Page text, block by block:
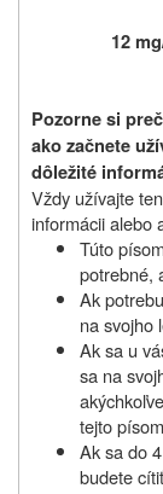
12
Pozorne si
ako začnete
dôležité
Vždy užívajte
informácii alebo
Túto
potrebné,
Ak
na svojho
Ak sa u
sa na
tejto
Ak sa do
budete